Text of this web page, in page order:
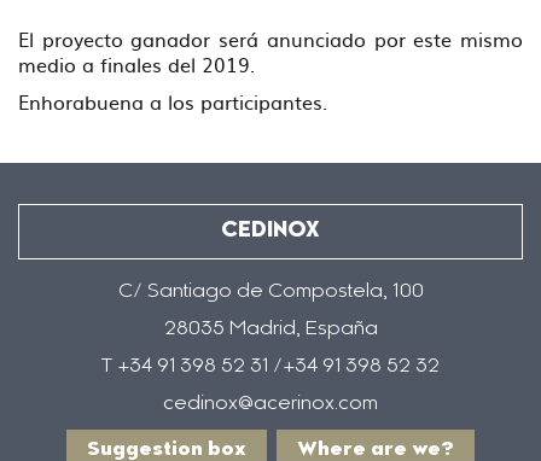
El proyecto ganador será anunciado por este mismo
medio a finales del 2019.
Enhorabuena a los participantes.
CEDINOX
C/ Santiago de Compostela, 100
28035 Madrid, España
T +34 91 398 52 31 /+34 91 398 52 32
cedinox@acerinox.com
Suggestion box Where are we?